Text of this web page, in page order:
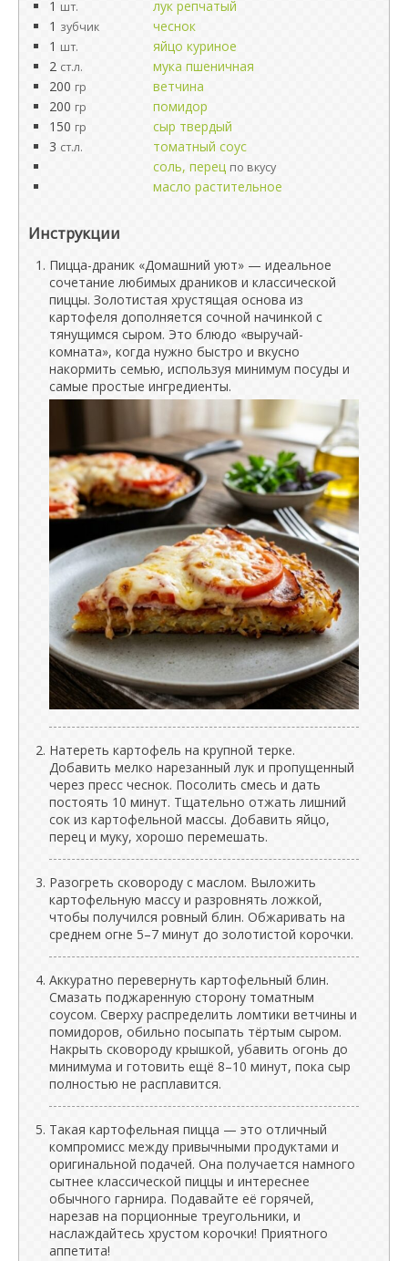
1 шт.
лук репчатый
1 зубчик
чеснок
1 шт.
яйцо куриное
2 ст.л.
мука пшеничная
200 гр
ветчина
200 гр
помидор
150 гр
сыр твердый
3 ст.л.
томатный соус
соль, перец по вкусу
масло растительное
Инструкции
Пицца-драник «Домашний уют» — идеальное
сочетание любимых драников и классической
пиццы. Золотистая хрустящая основа из
картофеля дополняется сочной начинкой с
тянущимся сыром. Это блюдо «выручай-
комната», когда нужно быстро и вкусно
накормить семью, используя минимум посуды и
самые простые ингредиенты.
Натереть картофель на крупной терке.
Добавить мелко нарезанный лук и пропущенный
через пресс чеснок. Посолить смесь и дать
постоять 10 минут. Тщательно отжать лишний
сок из картофельной массы. Добавить яйцо,
перец и муку, хорошо перемешать.
Разогреть сковороду с маслом. Выложить
картофельную массу и разровнять ложкой,
чтобы получился ровный блин. Обжаривать на
среднем огне 5–7 минут до золотистой корочки.
Аккуратно перевернуть картофельный блин.
Смазать поджаренную сторону томатным
соусом. Сверху распределить ломтики ветчины и
помидоров, обильно посыпать тёртым сыром.
Накрыть сковороду крышкой, убавить огонь до
минимума и готовить ещё 8–10 минут, пока сыр
полностью не расплавится.
Такая картофельная пицца — это отличный
компромисс между привычными продуктами и
оригинальной подачей. Она получается намного
сытнее классической пиццы и интереснее
обычного гарнира. Подавайте её горячей,
нарезав на порционные треугольники, и
наслаждайтесь хрустом корочки! Приятного
аппетита!